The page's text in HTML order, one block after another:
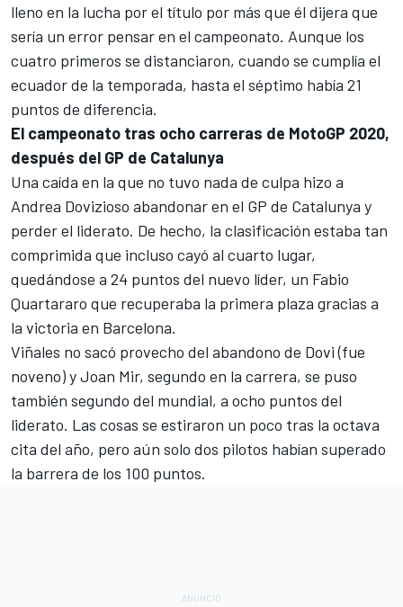
lleno en la lucha por el título por más que él dijera que
sería un error pensar en el campeonato. Aunque los
cuatro primeros se distanciaron, cuando se cumplía el
ecuador de la temporada, hasta el séptimo había 21
puntos de diferencia.
El campeonato tras ocho carreras de MotoGP 2020,
después del GP de Catalunya
Una caída en la que no tuvo nada de culpa hizo a
Andrea Dovizioso abandonar en el GP de Catalunya y
perder el liderato. De hecho, la clasificación estaba tan
comprimida que incluso cayó al cuarto lugar,
quedándose a 24 puntos del nuevo líder, un Fabio
Quartararo que recuperaba la primera plaza gracias a
la victoria en Barcelona.
Viñales no sacó provecho del abandono de Dovi (fue
noveno) y Joan Mir, segundo en la carrera, se puso
también segundo del mundial, a ocho puntos del
liderato. Las cosas se estiraron un poco tras la octava
cita del año, pero aún solo dos pilotos habían superado
la barrera de los 100 puntos.